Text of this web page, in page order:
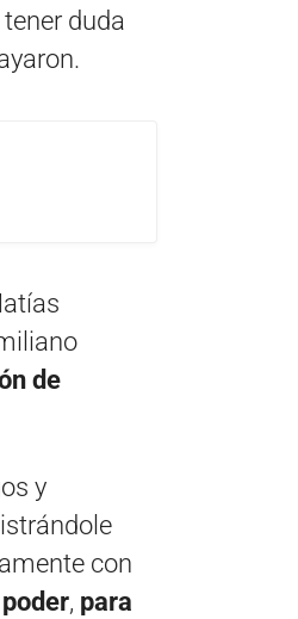
duda
de
y
con
, para